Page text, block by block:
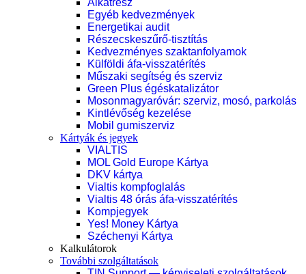
Alkatrész
Egyéb kedvezmények
Energetikai audit
Részecskeszűrő-tisztítás
Kedvezményes szaktanfolyamok
Külföldi áfa-visszatérítés
Műszaki segítség és szerviz
Green Plus égéskatalizátor
Mosonmagyaróvár: szerviz, mosó, parkolás
Kintlévőség kezelése
Mobil gumiszerviz
Kártyák és jegyek
VIALTIS
MOL Gold Europe Kártya
DKV kártya
Vialtis kompfoglalás
Vialtis 48 órás áfa-visszatérítés
Kompjegyek
Yes! Money Kártya
Széchenyi Kártya
Kalkulátorok
További szolgáltatások